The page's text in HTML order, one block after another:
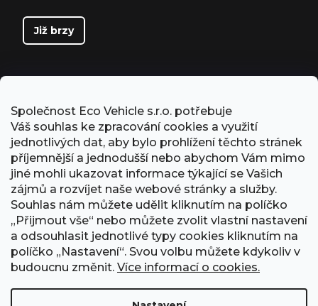
Společnost Eco Vehicle s.r.o. potřebuje
Váš souhlas ke zpracování cookies a využití
jednotlivých dat, aby bylo prohlížení těchto stránek
příjemnější a jednodušší nebo abychom Vám mimo
jiné mohli ukazovat informace týkající se Vašich
zájmů a rozvíjet naše webové stránky a služby.
Souhlas nám můžete udělit kliknutím na políčko
„Přijmout vše“ nebo můžete zvolit vlastní nastavení
a odsouhlasit jednotlivé typy cookies kliknutím na
políčko „Nastavení“. Svou volbu můžete kdykoliv v
budoucnu změnit. Více informací o cookies.
Již brzy
PŘIJÍMÁME ONLINE PLATBY